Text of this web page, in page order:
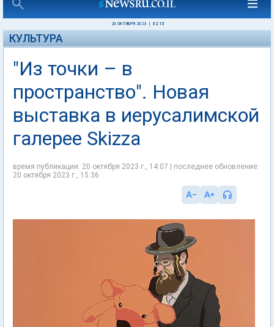
20 ОКТЯБРЯ 2023 02:15
КУЛЬТУРА
"Из точки – в
пространство". Новая
выставка в иерусалимской
галерее Skizza
время публикации: 20 октября 2023 г., 14:07 | последнее обновление:
20 октября 2023 г., 15:36